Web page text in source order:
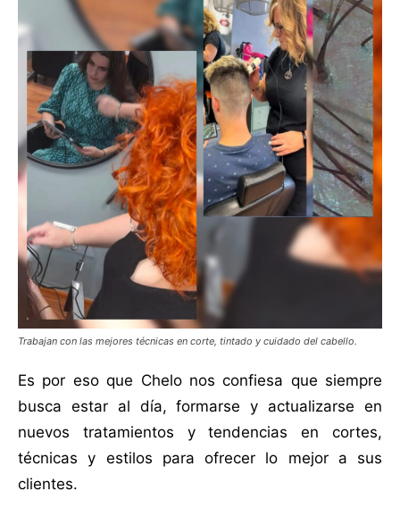
Trabajan con las mejores técnicas en corte, tintado y cuidado del cabello.
Es por eso que Chelo nos confiesa que siempre
busca estar al día, formarse y actualizarse en
nuevos tratamientos y tendencias en cortes,
técnicas y estilos para ofrecer lo mejor a sus
clientes.